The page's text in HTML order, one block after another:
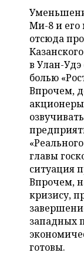
ВУЗЫ
КОМУ
ТОРГОВЫЕ
ТАТАРСТАНА
БАНКИ
БЮДЖЕТ
ИНВЕСТИЦИИ
АГРОПРОМ
НЕФТЕХИМИЯ
НЕФТЬ
ЭНЕРГЕТИКА
НОВОСТИ
АВТО
НОВОСТИ
БИЗНЕС
НОВОСТИ
РОЗНИЧНАЯ
ТРАНСПОРТ
УСЛУГИ
ТЕХНОЛОГИИ
НОВОСТИ
МЕДИА
МЕРОПРИЯТИЯ
НОВОСТИ
ВЫЕЗДНАЯ
БИЗНЕС-
ONLINE-
ОТКРЫТАЯ
СПОРТ
НОВОСТИ
ФУТБОЛ
ХОККЕЙ
БАСКЕТБОЛ
ВОЛЕЙБОЛ
ОБЩЕСТВО
НОВОСТИ
ВЛАСТЬ
ИСТОРИЯ
ФОТОГАЛЕРЕЯ
СЮЖЕТЫ
СПРАВОЧНИК
СПИСОК
ПОЛНАЯ ВЕРСИЯ
Ми-8 и
отсюда
в Улан-Удэ
болью
Впрочем,
главы
ситуация
Впрочем,
кризису,
западных
готовы.